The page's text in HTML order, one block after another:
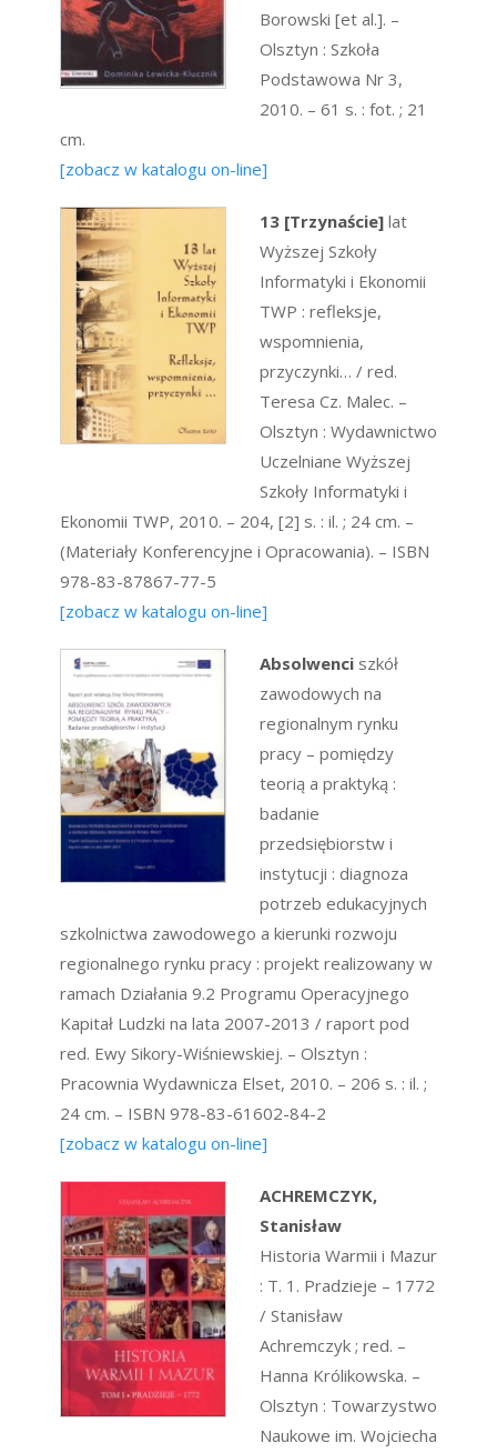
Borowski [et al.]. –
Olsztyn : Szkoła
Podstawowa Nr 3,
2010. – 61 s. : fot. ; 21
cm.
[zobacz w katalogu on-line]
13 [Trzynaście] lat
Wyższej Szkoły
Informatyki i Ekonomii
TWP : refleksje,
wspomnienia,
przyczynki… / red.
Teresa Cz. Malec. –
Olsztyn : Wydawnictwo
Uczelniane Wyższej
Szkoły Informatyki i
Ekonomii TWP, 2010. – 204, [2] s. : il. ; 24 cm. –
(Materiały Konferencyjne i Opracowania). – ISBN
978-83-87867-77-5
[zobacz w katalogu on-line]
Absolwenci szkół
zawodowych na
regionalnym rynku
pracy – pomiędzy
teorią a praktyką :
badanie
przedsiębiorstw i
instytucji : diagnoza
potrzeb edukacyjnych
szkolnictwa zawodowego a kierunki rozwoju
regionalnego rynku pracy : projekt realizowany w
ramach Działania 9.2 Programu Operacyjnego
Kapitał Ludzki na lata 2007-2013 / raport pod
red. Ewy Sikory-Wiśniewskiej. – Olsztyn :
Pracownia Wydawnicza Elset, 2010. – 206 s. : il. ;
24 cm. – ISBN 978-83-61602-84-2
[zobacz w katalogu on-line]
ACHREMCZYK,
Stanisław
Historia Warmii i Mazur
: T. 1. Pradzieje – 1772
/ Stanisław
Achremczyk ; red. –
Hanna Królikowska. –
Olsztyn : Towarzystwo
Naukowe im. Wojciecha